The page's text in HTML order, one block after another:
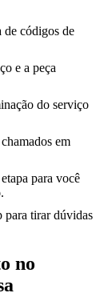
códigos de
e a peça
do serviço
em
para você
para tirar dúvidas
no